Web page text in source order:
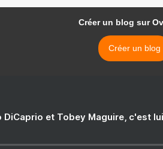
Créer un blog sur
Créer un blog
DiCaprio et Tobey Maguire, c'est